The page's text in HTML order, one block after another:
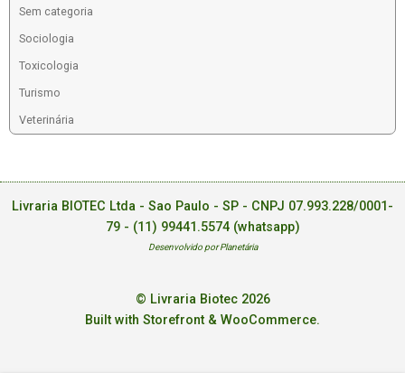
Sem categoria
Sociologia
Toxicologia
Turismo
Veterinária
Livraria BIOTEC Ltda - Sao Paulo - SP - CNPJ 07.993.228/0001-
79 - (11) 99441.5574 (whatsapp)
Desenvolvido por Planetária
© Livraria Biotec 2026
Built with Storefront & WooCommerce.